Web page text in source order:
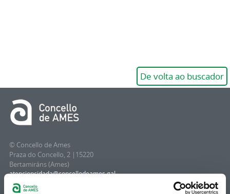
De volta ao buscador
© Concello de Ames
Praza do Concello, 2 |15220
Bertamiráns (Ames)
Telf 981 883 002 | Fax 981 883 925